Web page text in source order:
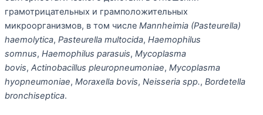
грамотрицательных и грамположительных
микроорганизмов, в том числе Mannheimia (Pasteurella)
haemolytica, Pasteurella multocida, Haemophilus
somnus, Haemophilus parasuis, Mycoplasma
bovis, Actinobacillus pleuropneumoniae, Mycoplasma
hyopneumoniae, Moraxella bovis, Neisseria spp., Bordetella
bronchiseptica.